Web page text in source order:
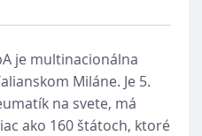
je multinacionálna
Miláne. Je 5.
na svete, má
ako 160 štátoch, ktoré